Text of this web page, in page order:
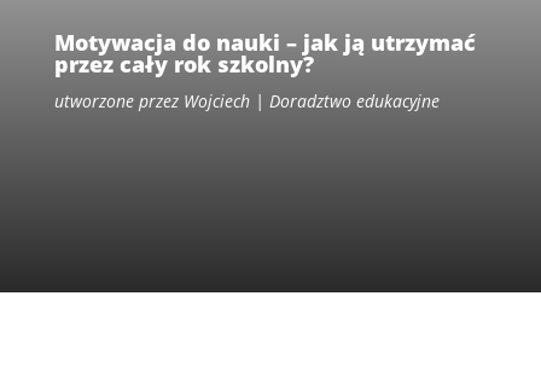
Motywacja do nauki – jak ją utrzymać
przez cały rok szkolny?
utworzone przez Wojciech Doradztwo edukacyjne